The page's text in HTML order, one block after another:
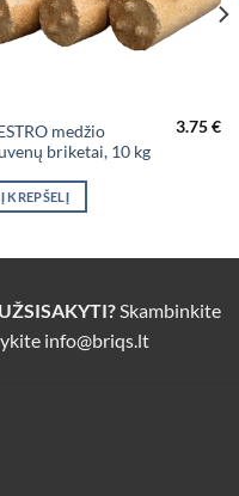
medžio
briketai, 10 kg
3.75€
Į KREPŠELĮ
Skambinkite
info@briqs.lt